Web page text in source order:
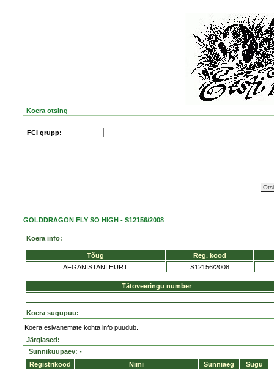
Koera otsing
FCI grupp:
GOLDDRAGON FLY SO HIGH - S12156/2008
Koera info:
Tõug
Reg. kood
AFGANISTANI HURT
S12156/2008
Tätoveeringu number
-
Koera sugupuu:
Koera esivanemate kohta info puudub.
Järglased:
Sünnikuupäev: -
Registrikood
Nimi Sünniaeg
Sugu